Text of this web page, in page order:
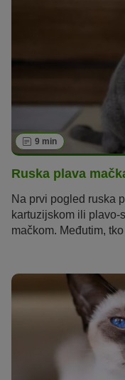
9 min
Ruska plava
Na prvi pogled ruska
kartuzijskom ili plavo-
mačkom. Međutim,